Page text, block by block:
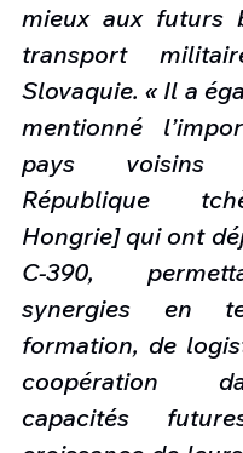
mieux aux futurs
transport
Slovaquie. « Il a
mentionné
pays voisins
République
Hongrie] qui ont
C-390,
synergies en
formation, de
coopération
capacités